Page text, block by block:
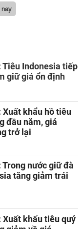
Indonesia tiếp
giữ giá ổn định
khẩu hồ tiêu
đầu năm, giá
trở lại
nước giữ đà
tăng giảm trái
khẩu tiêu quý